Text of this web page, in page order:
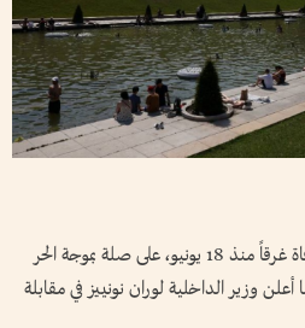
أحصت السلطات الفرنسية 74 وفاة غرقاً منذ 18 يونيو، على صلة بموجة الحر
وزير الداخلية لوران نونييز في مقابلة